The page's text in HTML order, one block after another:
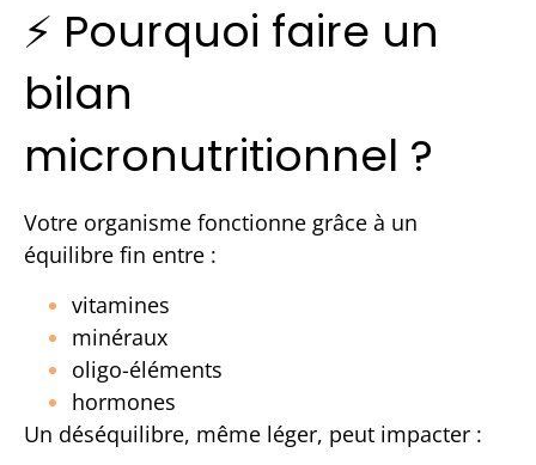
⚡ Pourquoi faire un
bilan
micronutritionnel ?
Votre organisme fonctionne grâce à un
équilibre fin entre :
vitamines
minéraux
oligo-éléments
hormones
Un déséquilibre, même léger, peut impacter :